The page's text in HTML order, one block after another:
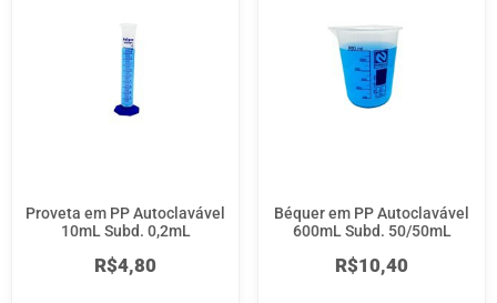
Proveta em PP Autoclavável
10mL Subd. 0,2mL
R$4,80
Béquer em PP Autoclavável
600mL Subd. 50/50mL
R$10,40